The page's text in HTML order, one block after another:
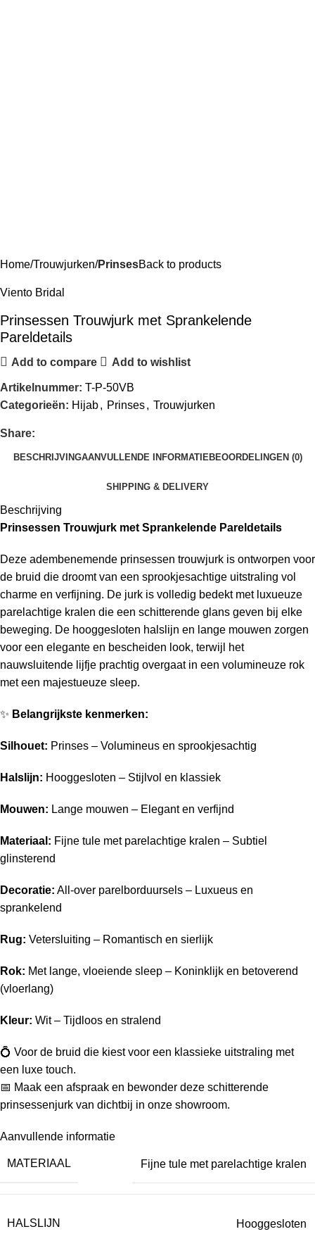
Home Trouwjurken PrinsesBack to products
Viento Bridal
Prinsessen Trouwjurk met Sprankelende
Pareldetails
Add to compare Add to wishlist
Artikelnummer: T-P-50VB
Categorieën: Hijab, Prinses, Trouwjurken
Share:
BESCHRIJVINGAANVULLENDE INFORMATIE BEOORDELINGEN (0)
SHIPPING & DELIVERY
Beschrijving
Prinsessen Trouwjurk met Sprankelende Pareldetails
Deze adembenemende prinsessen trouwjurk is ontworpen voor
de bruid die droomt van een sprookjesachtige uitstraling vol
charme en verfijning. De jurk is volledig bedekt met luxueuze
parelachtige kralen die een schitterende glans geven bij elke
beweging. De hooggesloten halslijn en lange mouwen zorgen
voor een elegante en bescheiden look, terwijl het
nauwsluitende lijfje prachtig overgaat in een volumineuze rok
met een majestueuze sleep.
✨ Belangrijkste kenmerken:
Silhouet: Prinses – Volumineus en sprookjesachtig
Halslijn: Hooggesloten – Stijlvol en klassiek
Mouwen: Lange mouwen – Elegant en verfijnd
Materiaal: Fijne tule met parelachtige kralen – Subtiel
glinsterend
Decoratie: All-over parelborduursels – Luxueus en
sprankelend
Rug: Vetersluiting – Romantisch en sierlijk
Rok: Met lange, vloeiende sleep – Koninklijk en betoverend
(vloerlang)
Kleur: Wit – Tijdloos en stralend
💍 Voor de bruid die kiest voor een klassieke uitstraling met
een luxe touch.
📅 Maak een afspraak en bewonder deze schitterende
prinsessenjurk van dichtbij in onze showroom.
Aanvullende informatie
MATERIAAL Fijne tule met parelachtige kralen
HALSLIJN Hooggesloten